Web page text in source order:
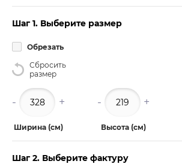
Шаг 1. Выберите размер
Обрезать
Сбросить
размер
- +
Ширина (см)
- +
Высота (см)
Шаг 2. Выберите фактуру